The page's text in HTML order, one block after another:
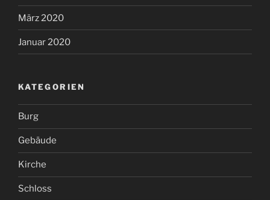
März 2020
Januar 2020
KATEGORIEN
Burg
Gebäude
Kirche
Schloss